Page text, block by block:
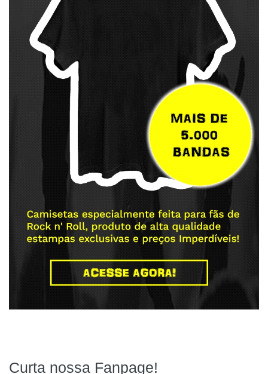
Curta nossa Fanpage!